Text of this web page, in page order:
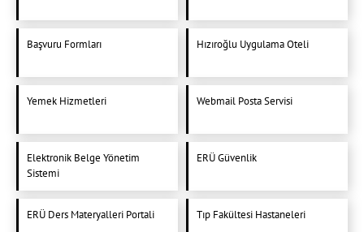
Başvuru Formları Hızıroğlu Uygulama Oteli
Yemek Hizmetleri Webmail Posta Servisi
Elektronik Belge Yönetim
Sistemi
ERÜ Güvenlik
ERÜ Ders Materyalleri Portali Tıp Fakültesi Hastaneleri